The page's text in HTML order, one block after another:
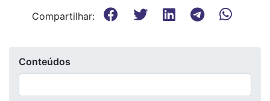
Compartilhar:
Conteúdos